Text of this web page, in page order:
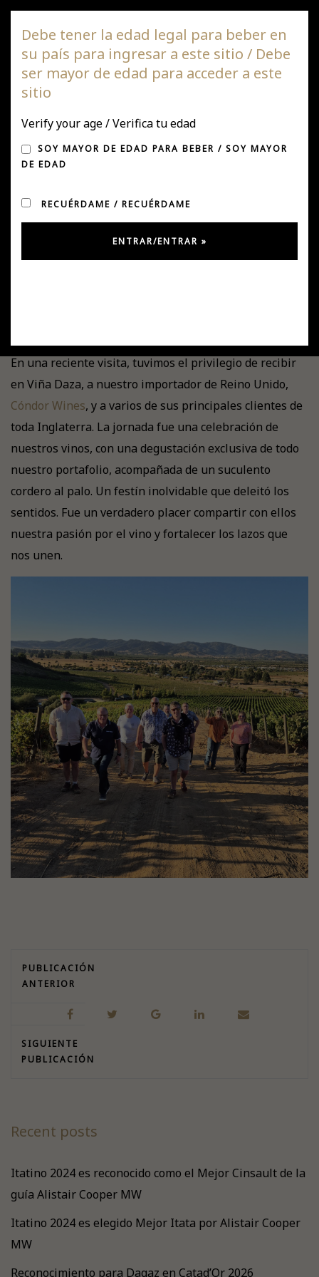
Viña DAGAZ
UNA EXPERIENCIA
INOLVIDABLE CON
En una reciente visita, tuvimos el privilegio de recibir
en Viña Daza, a nuestro importador de Reino Unido,
Cóndor Wines, y a varios de sus principales clientes de
toda Inglaterra. La jornada fue una celebración de
nuestros vinos, con una degustación exclusiva de todo
nuestro portafolio, acompañada de un suculento
cordero al palo. Un festín inolvidable que deleitó los
sentidos. Fue un verdadero placer compartir con ellos
nuestra pasión por el vino y fortalecer los lazos que
nos unen.
PUBLICACIÓN
ANTERIOR
SIGUIENTE
PUBLICACIÓN
Recent posts
Itatino 2024 es reconocido como el Mejor Cinsault de la
guía Alistair Cooper MW
Itatino 2024 es elegido Mejor Itata por Alistair Cooper
MW
Reconocimiento para Dagaz en Catad’Or 2026
Debe tener la edad legal para beber en
su país para ingresar a este sitio / Debe
ser mayor de edad para acceder a este
sitio
Verify your age / Verifica tu edad
SOY MAYOR DE EDAD PARA BEBER / SOY MAYOR
DE EDAD
RECUÉRDAME / RECUÉRDAME